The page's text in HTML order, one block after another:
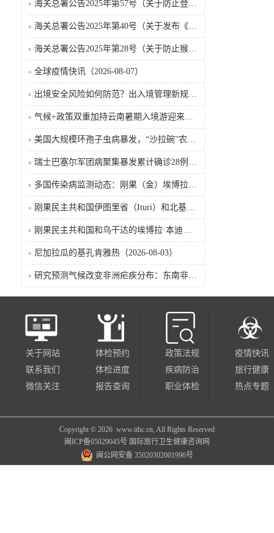
海关总署公告2025年第57号（关于防止登革热疫情传入我国的公告）
海关总署公告2025年第40号（关于发布《国境口岸传染病监测实施办法》的公告）
海关总署公告2025年第28号（关于防止猴痘疫情传入我国的公告）
全球疫情快讯（2026-08-07）
出境安全风险如何防范？出入境管理新规9月15日起施行
气候+政策双重加持云南暑期入境游迎来热潮
美国大规模环孢子虫病暴发，“沙拉碗”农业生产陷入低迷
瑞士巴塞尔军团病聚集暴发累计确诊28例含死亡病例
多国传染病监测动态：刚果（金）埃博拉确诊突破4000例
刚果民主共和国伊图里省（Ituri）和北基伍省（Nord-Kivu）的埃博拉·本迪布乔病毒病（2026-08-04）
刚果民主共和国和乌干达的埃博拉·本迪布乔病毒病（2026-08-04）
尼加拉瓜的基孔肯雅热（2026-08-03）
研究预测气候改变非洲疟疾分布：东南非风险上升，部分西非地区风险下降
关于网站
联系我们
微信关注
体检预约
体检进度
报告查询
政策法规
疾病防治
职业体检
疫情快讯
旅行健康
热点专题
Copyright © 2026 www.ithc.cn, All Rights Reserved
闽ICP备05029045号 国际旅行卫生健康咨询网
闽公网安备 35020302001996号